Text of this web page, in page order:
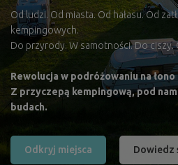
Od ludzi. Od miasta. Od hałasu. Od
kempingowych.
Do przyrody. W samotności. Do ciszy.
Rewolucja w podróżowaniu na łono
Z przyczepą kempingową, pod
budach.
Odkryj miejsca Dowiedz